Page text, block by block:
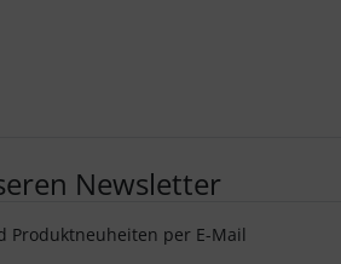
Newsletter
Produktneuheiten per E-Mail